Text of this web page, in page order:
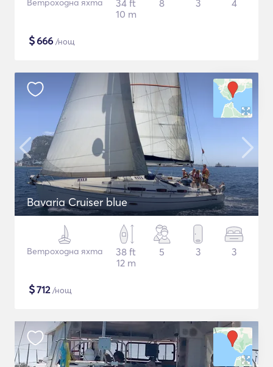
Ветроходна яхта
34 ft
10 m
8 3 4
$666 /нощ
Bavaria Cruiser blue
Ветроходна яхта
38 ft
12 m
5 3 3
$712/нощ